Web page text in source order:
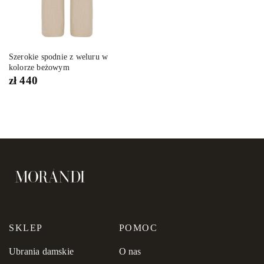
Szerokie spodnie z weluru w
kolorze beżowym
zł440
SKLEP
Ubrania damskie
POMOC
O nas